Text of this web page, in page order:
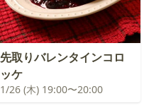
先取りバレンタインコロ
ッケ
1/26 (木) 19:00〜20:00